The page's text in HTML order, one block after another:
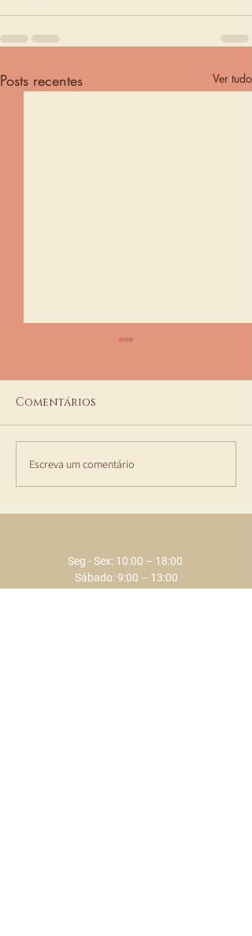
Posts recentes Ver tudo
𝗣𝗮𝗰𝗼𝘁𝗲𝘀 𝗪𝗲𝗹𝗹𝗻𝗲𝘀𝘀
Eclat SPA
Comentários
Escreva um comentário
Seg - Sex: 10:00 – 18:00 ​​
Sábado: 9:00 – 13:00